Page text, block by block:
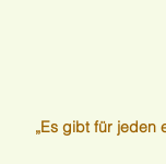
„Es gibt für jeden